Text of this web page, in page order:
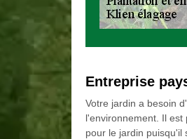
Entreprise
Votre jardin a besoin
l'environnement. Il
pour le jardin puisqu'il